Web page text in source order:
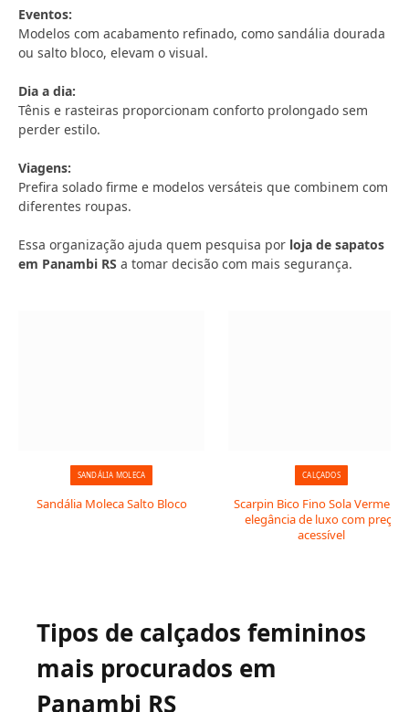
Eventos:
Modelos com acabamento refinado, como sandália dourada
ou salto bloco, elevam o visual.
Dia a dia:
Tênis e rasteiras proporcionam conforto prolongado sem
perder estilo.
Viagens:
Prefira solado firme e modelos versáteis que combinem com
diferentes roupas.
Essa organização ajuda quem pesquisa por loja de sapatos
em Panambi RS a tomar decisão com mais segurança.
SANDÁLIA MOLECA
Sandália Moleca Salto Bloco
CALÇADOS
Scarpin Bico Fino Sola Vermelha:
elegância de luxo com preço
acessível
Tipos de calçados femininos
mais procurados em
Panambi RS